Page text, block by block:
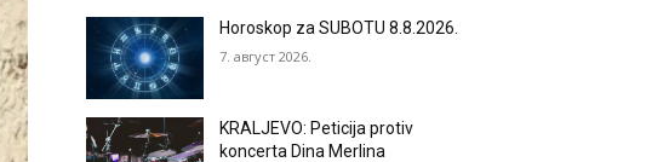
Horoskop za SUBOTU 8.8.2026.
7. август 2026.
KRALJEVO: Peticija protiv
koncerta Dina Merlina